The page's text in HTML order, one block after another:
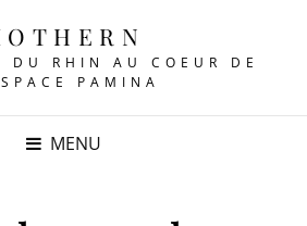
DU RHIN AU COEUR DE
PAMINA
MENU